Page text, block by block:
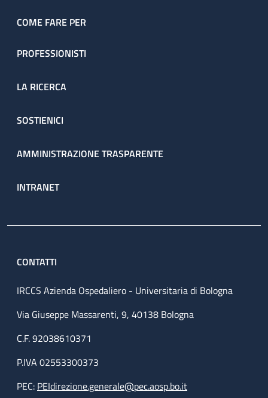
COME FARE PER
PROFESSIONISTI
LA RICERCA
SOSTIENICI
AMMINISTRAZIONE TRASPARENTE
INTRANET
CONTATTI
IRCCS Azienda Ospedaliero - Universitaria di Bologna
Via Giuseppe Massarenti, 9, 40138 Bologna
C.F. 92038610371
P.IVA 02553300373
PEC: PEIdirezione.generale@pec.aosp.bo.it